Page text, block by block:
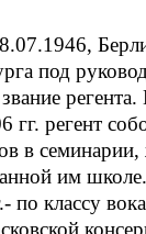
под
регент
в
им
по классу